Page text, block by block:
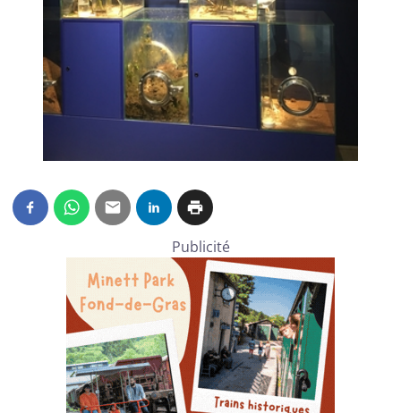
Publicité